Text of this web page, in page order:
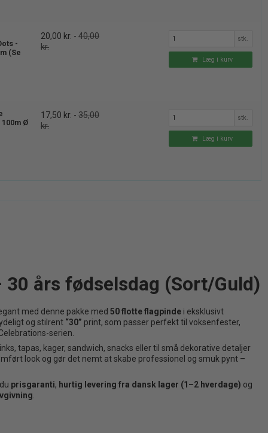
50 Flag Picks 60 års fødselsdag
20,00 kr.
Læg i kurv
-
(Se
20,00 kr. -40,00
kr.
stk.
Læg i kurv
Ø
17,50 kr. -35,00
kr.
stk.
Læg i kurv
30 års fødselsdag (Sort/Guld)
med denne pakke med 50 flotte flagpinde i eksklusivt
og stilrent “30” print, som passer perfekt til voksenfester,
serien.
tapas, kager, sandwich, snacks eller til små dekorative detaljer
look og gør det nemt at skabe professionel og smuk pynt –
prisgaranti, hurtig levering fra dansk lager (1–2 hverdage) og